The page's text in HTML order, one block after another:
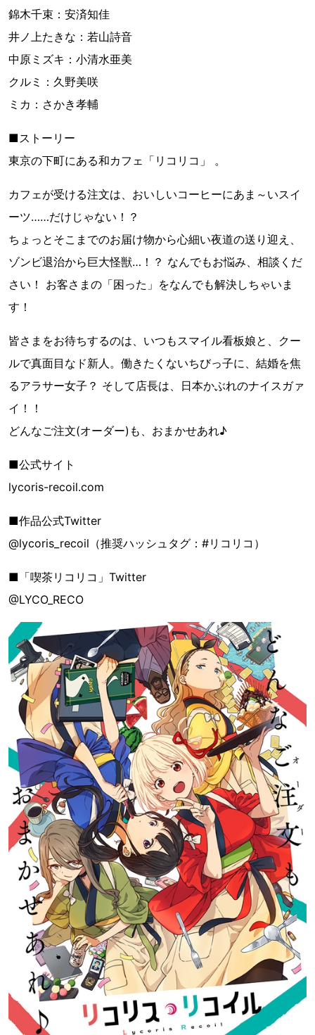
錦木千束：安済知佳
井ノ上たきな：若山詩音
中原ミズキ：小清水亜美
クルミ：久野美咲
ミカ：さかき孝輔
■ストーリー
東京の下町にある和カフェ「リコリコ」 。
カフェが受ける注文は、おいしいコーヒーにあま～いスイ
ーツ……だけじゃない！？
ちょっとそこまでのお届け物から心細い夜道の送り迎え、
ゾンビ退治から巨大怪獣…！？ なんでもお悩み、相談くだ
さい！ お客さまの「困った」をなんでも解決しちゃいま
す！
皆さまをお待ちするのは、いつもスマイル看板娘と、クー
ルで真面目なド新人。働きたくないちびっ子に、結婚を焦
るアラサー女子？ そして店長は、日本かぶれのナイスガァ
イ！！
どんなご注文(オーダー)も、おまかせあれ♪
■公式サイト
lycoris-recoil.com
■作品公式Twitter
@lycoris_recoil（推奨ハッシュタグ：#リコリコ）
■「喫茶リコリコ」Twitter
@LYCO_RECO